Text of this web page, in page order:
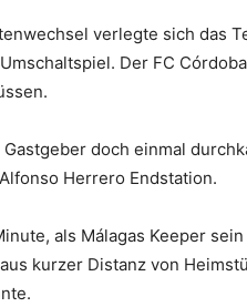
verlegte sich das
Der FC
doch einmal
Herrero Endstation.
als Málagas Keeper
kurzer Distanz von